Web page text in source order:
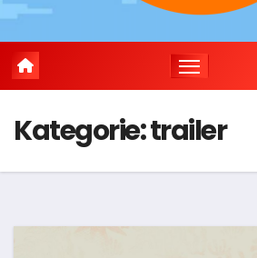
Kategorie:trailer